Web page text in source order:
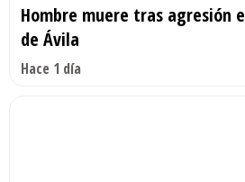
Hombre muere tras agresión
de Ávila
Hace 1 día